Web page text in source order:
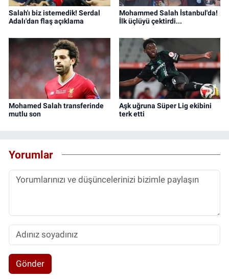
Salah'ı biz istemedik! Serdal
Adalı'dan flaş açıklama
Mohammed Salah İstanbul'da!
İlk üçlüyü çektirdi...
Mohamed Salah transferinde
mutlu son
Aşk uğruna Süper Lig ekibini
terk etti
Yorumlar
Gönder